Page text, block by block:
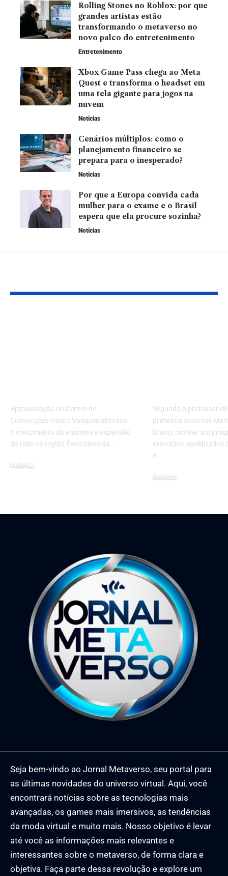
Rolling Stones no Roblox: por que
grandes artistas estão
transformando o metaverso no
novo palco do entretenimento
Entretenimento
Xbox Game Pass chega ao Meta
Quest e transforma o headset em
uma tela gigante para jogos na
nuvem
Notícias
Cenários múltiplos: como o
planejamento financeiro se
prepara para o inesperado?
Notícias
Por que a Europa convida cada
mulher para o exame e o Brasil
espera que ela procure sozinha?
Notícias
Apresentação no Centro de
Convenções Vasco Vasques abordou
o crescimento da empresa e expansão
da rede na região Executivos da…
Notícias
Segundo o professor
primeiros socorros
Bruno, montar um
exercícios equilibrados
é…
Notícias
Seja bem-vindo ao Jornal Metaverso, seu portal para
as últimas novidades do universo virtual. Aqui, você
encontrará notícias sobre as tecnologias mais
avançadas, os games mais imersivos, as tendências
da moda virtual e muito mais. Nosso objetivo é levar
até você as informações mais relevantes e
interessantes sobre o metaverso, de forma clara e
objetiva. Faça parte dessa revolução e explore um